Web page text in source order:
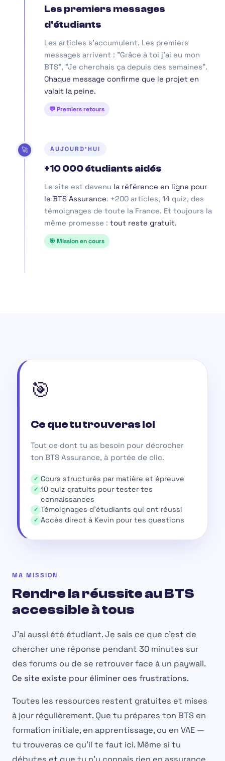
Les premiers messages
d'étudiants
Les articles s'accumulent. Les premiers
messages arrivent : "Grâce à toi j'ai eu mon
BTS", "Je cherchais ça depuis des semaines".
Chaque message confirme que le projet en
valait la peine.
💬 Premiers retours
🚀 AUJOURD'HUI
+10 000 étudiants aidés
Le site est devenu la référence en ligne pour
le BTS Assurance. +200 articles, 14 quiz, des
témoignages de toute la France. Et toujours la
même promesse : tout reste gratuit.
🎯 Mission en cours
🎯
Ce que tu trouveras ici
Tout ce dont tu as besoin pour décrocher
ton BTS Assurance, à portée de clic.
Cours structurés par matière et épreuve
10 quiz gratuits pour tester tes
connaissances
Témoignages d'étudiants qui ont réussi
Accès direct à Kevin pour tes questions
MA MISSION
Rendre la réussite au BTS
accessible à tous
J'ai aussi été étudiant. Je sais ce que c'est de
chercher une réponse pendant 30 minutes sur
des forums ou de se retrouver face à un paywall.
Ce site existe pour éliminer ces frustrations.
Toutes les ressources restent gratuites et mises
à jour régulièrement. Que tu prépares ton BTS en
formation initiale, en apprentissage, ou en VAE —
tu trouveras ce qu'il te faut ici. Même si tu